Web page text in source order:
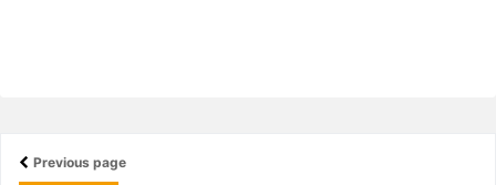
Previous page